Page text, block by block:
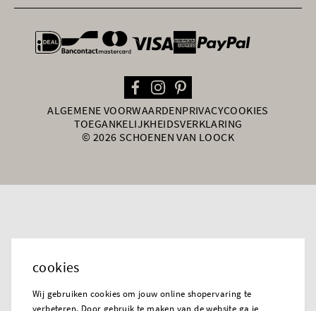
general.paymentOptions
ALGEMENE VOORWAARDENPRIVACYCOOKIES
TOEGANKELIJKHEIDSVERKLARING
© 2026 SCHOENEN VAN LOOCK
cookies
Wij gebruiken cookies om jouw online shopervaring te
verbeteren. Door gebruik te maken van de website ga je